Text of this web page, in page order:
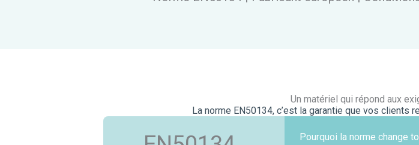
Un matériel qui répond aux
La norme EN50134, c’est la garantie que vos clients
Pourquoi la norme change